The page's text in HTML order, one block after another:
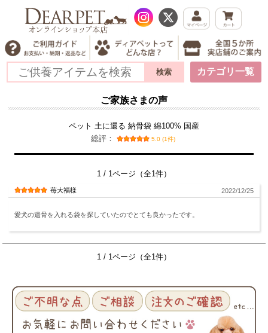
カテゴリ一覧
ご家族さまの声
ペット 土に還る 納骨袋 綿100% 国産
総評：
5.0 (1件)
1 / 1ページ（全1件）
苺大福様 2022/12/25
愛犬の遺骨を入れる袋を探していたのでとても良かったです。
1 / 1ページ（全1件）